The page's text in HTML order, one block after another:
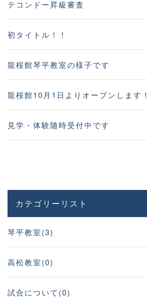
テコンドー昇級審査
初タイトル！！
龍桜館琴平教室の様子です
龍桜館10月1日よりオープンします！
見学・体験随時受付中です
カテゴリーリスト
琴平教室(3)
高松教室(0)
試合について(0)